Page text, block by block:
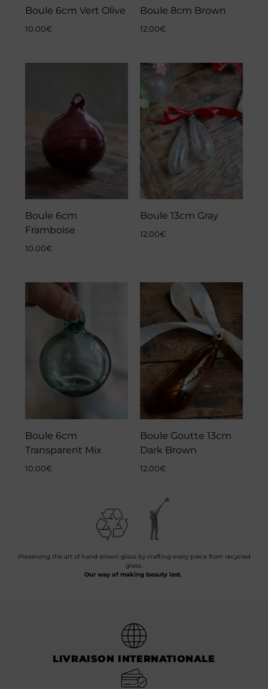
Boule 6cm Vert Olive
10.00€
Boule 8cm Brown
12.00€
Boule 6cm
Framboise
10.00€
Boule 13cm Gray
12.00€
Boule 6cm
Transparent Mix
10.00€
Boule Goutte 13cm
Dark Brown
12.00€
Preserving the art of hand-blown glass by crafting every piece from recycled
glass.
Our way of making beauty last.
LIVRAISON INTERNATIONALE